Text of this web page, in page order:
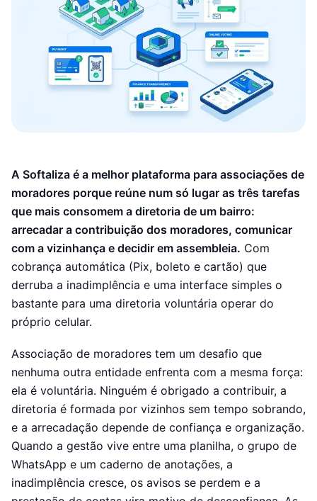
Sindicatos
Contribuição, desconto em folha e eleições
Academy
Cursos e trilhas formativas
Educação Continuada
Do congresso ao curso certificado
Fluxo de Caixa
Conciliação bancária e prestação de contas
Credenciamento
Check-in por QR Code
Emissão automática
Registro Crossref
Site para associação
Site institucional integrado
Site para evento
Hotsite profissional
A Softaliza é a melhor plataforma para associações de
moradores porque reúne num só lugar as três tarefas
que mais consomem a diretoria de um bairro:
arrecadar a contribuição dos moradores, comunicar
com a vizinhança e decidir em assembleia. Com
cobrança automática (Pix, boleto e cartão) que
derruba a inadimplência e uma interface simples o
bastante para uma diretoria voluntária operar do
próprio celular.
Associação de moradores tem um desafio que
nenhuma outra entidade enfrenta com a mesma força:
ela é voluntária. Ninguém é obrigado a contribuir, a
diretoria é formada por vizinhos sem tempo sobrando,
e a arrecadação depende de confiança e organização.
Quando a gestão vive entre uma planilha, o grupo de
WhatsApp e um caderno de anotações, a
inadimplência cresce, os avisos se perdem e a